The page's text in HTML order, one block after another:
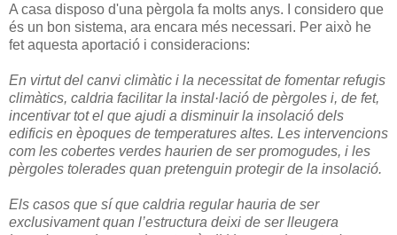
A casa disposo d'una pèrgola fa molts anys. I considero que
és un bon sistema, ara encara més necessari. Per això he
fet aquesta aportació i consideracions:
En virtut del canvi climàtic i la necessitat de fomentar refugis
climàtics, caldria facilitar la instal·lació de pèrgoles i, de fet,
incentivar tot el que ajudi a disminuir la insolació dels
edificis en èpoques de temperatures altes. Les intervencions
com les cobertes verdes haurien de ser promogudes, i les
pèrgoles tolerades quan pretenguin protegir de la insolació.
Els casos que sí que caldria regular hauria de ser
exclusivament quan l’estructura deixi de ser lleugera